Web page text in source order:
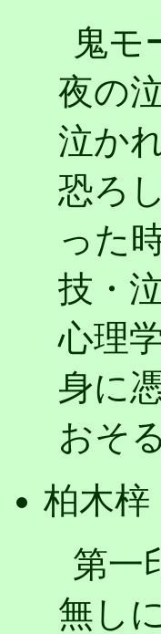
鬼モ
夜の
泣か
恐ろ
った
技・
心理
身に
おそ
柏木梓
第一
無し